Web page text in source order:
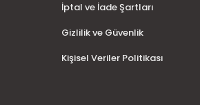
İptal ve İade Şartları
Gizlilik ve Güvenlik
Kişisel Veriler Politikası